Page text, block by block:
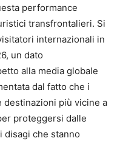
performance
transfrontalieri. Si
internazionali in
un dato
alla media globale
dal fatto che i
più vicine a
proteggersi dalle
disagi che stanno